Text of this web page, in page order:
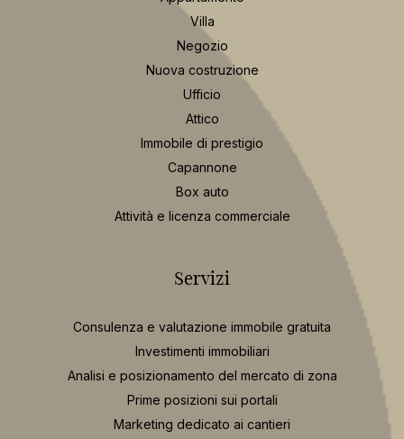
Villa
Negozio
Nuova costruzione
Ufficio
Attico
Immobile di prestigio
Capannone
Box auto
Attività e licenza commerciale
Servizi
Consulenza e valutazione immobile gratuita
Investimenti immobiliari
Analisi e posizionamento del mercato di zona
Prime posizioni sui portali
Marketing dedicato ai cantieri